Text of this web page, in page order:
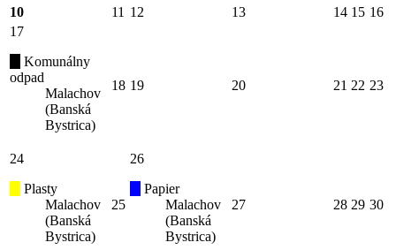
10 11 12 13 14 15 16
17
Komunálny
odpad
Malachov
(Banská
Bystrica)
18 19 20 21 22 23
24
Plasty
Malachov
(Banská
Bystrica)
25
26
Papier
Malachov
(Banská
Bystrica)
27 28 29 30